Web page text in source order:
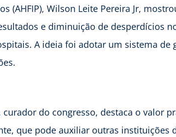
(AHFIP), Wilson Leite Pereira Jr,
e diminuição de desperdícios
A ideia foi adotar um sistema de
do congresso, destaca o valor
que pode auxiliar outras instituições